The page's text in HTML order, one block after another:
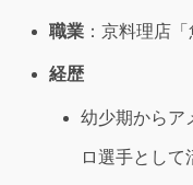
職業 ：京料理店
経歴
幼少期からア
ロ選手として